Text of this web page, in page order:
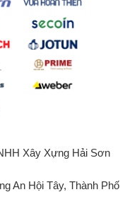
Xây Xựng Hải Sơn
An Hội Tây, Thành Phố